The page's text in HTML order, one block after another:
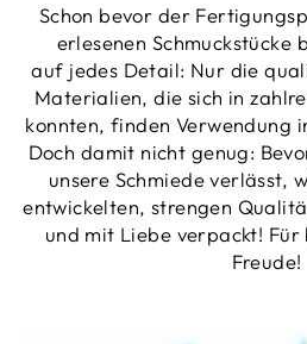
Schon bevor der
erlesenen Schmuckstücke
auf jedes Detail: Nur die
Materialien, die sich in
konnten, finden Verwendung
Doch damit nicht genug:
unsere Schmiede verlässt,
entwickelten, strengen
und mit Liebe verpackt! Für
Freude!